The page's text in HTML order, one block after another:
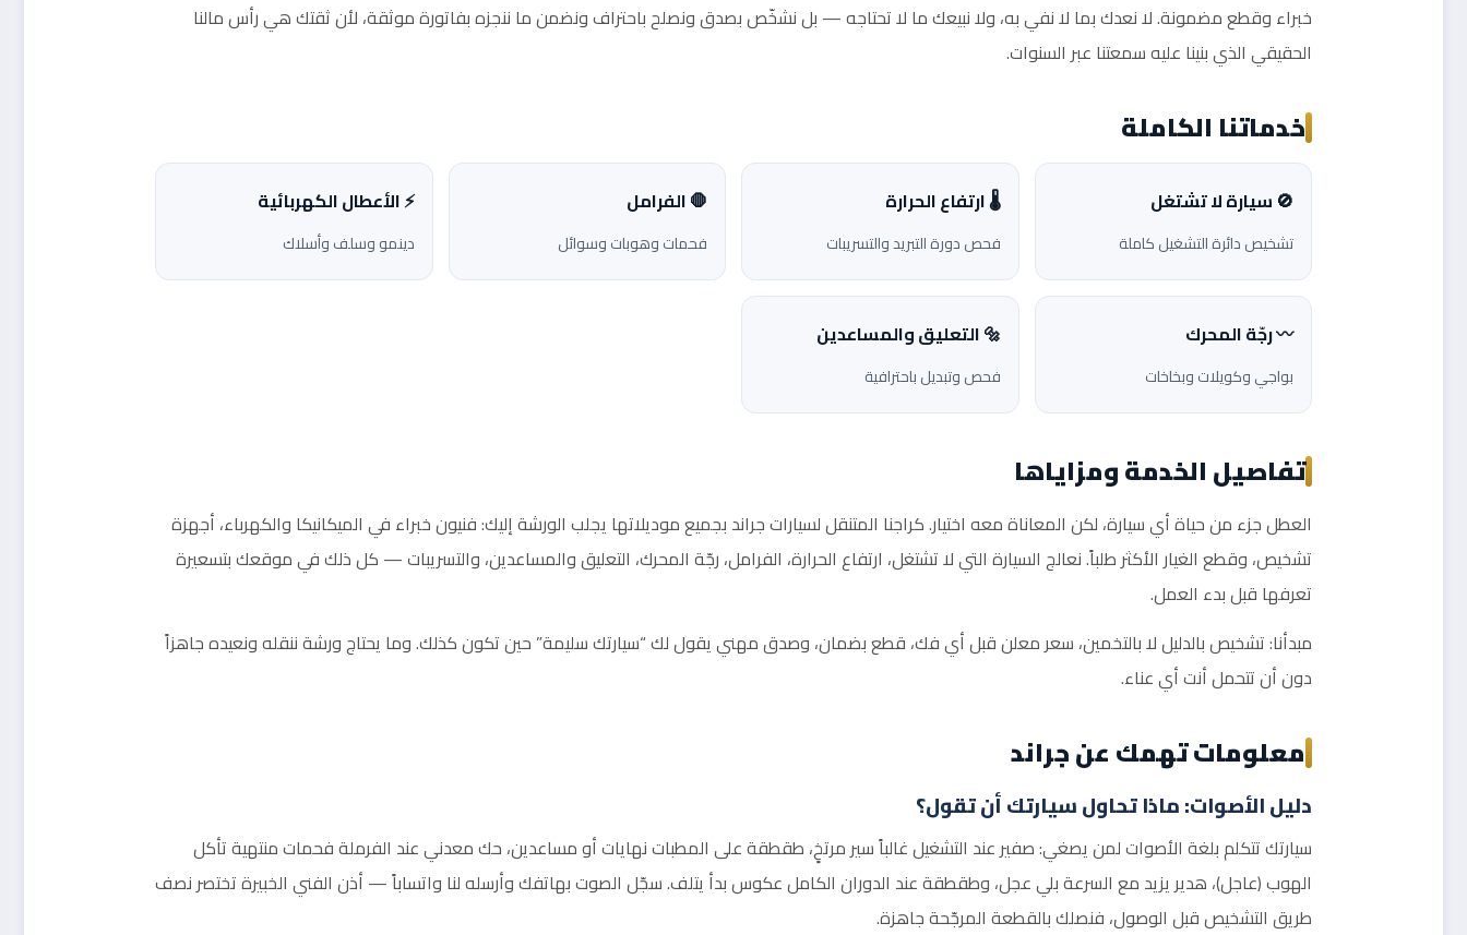
خبراء وقطع مضمونة. لا نعدك بما لا نفي به، ولا نبيعك ما لا تحتاجه — بل نشخّص بصدق ونصلح باحتراف ونضمن ما ننجزه بفاتورة موثقة، لأن ثقتك هي رأس مالنا
الحقيقي الذي بنينا عليه سمعتنا عبر السنوات.
خدماتنا الكاملة
🚫 سيارة لا تشتغل
تشخيص دائرة التشغيل كاملة
🌡️ ارتفاع الحرارة
فحص دورة التبريد والتسريبات
🛑 الفرامل
فحمات وهوبات وسوائل
⚡ الأعطال الكهربائية
دينمو وسلف وأسلاك
〰️ رجّة المحرك
بواجي وكويلات وبخاخات
🔩 التعليق والمساعدين
فحص وتبديل باحترافية
تفاصيل الخدمة ومزاياها
العطل جزء من حياة أي سيارة، لكن المعاناة معه اختيار. كراجنا المتنقل لسيارات جراند بجميع موديلاتها يجلب الورشة إليك: فنيون خبراء في الميكانيكا والكهرباء، أجهزة
تشخيص، وقطع الغيار الأكثر طلباً. نعالج السيارة التي لا تشتغل، ارتفاع الحرارة، الفرامل، رجّة المحرك، التعليق والمساعدين، والتسريبات — كل ذلك في موقعك بتسعيرة
تعرفها قبل بدء العمل.
مبدأنا: تشخيص بالدليل لا بالتخمين، سعر معلن قبل أي فك، قطع بضمان، وصدق مهني يقول لك “سيارتك سليمة” حين تكون كذلك. وما يحتاج ورشة ننقله ونعيده جاهزاً
دون أن تتحمل أنت أي عناء.
معلومات تهمك عن جراند
دليل الأصوات: ماذا تحاول سيارتك أن تقول؟
سيارتك تتكلم بلغة الأصوات لمن يصغي: صفير عند التشغيل غالباً سير مرتخٍ، طقطقة على المطبات نهايات أو مساعدين، حك معدني عند الفرملة فحمات منتهية تأكل
الهوب (عاجل)، هدير يزيد مع السرعة بلي عجل، وطقطقة عند الدوران الكامل عكوس بدأ يتلف. سجّل الصوت بهاتفك وأرسله لنا واتساباً — أذن الفني الخبيرة تختصر نصف
طريق التشخيص قبل الوصول، فنصلك بالقطعة المرجّحة جاهزة.